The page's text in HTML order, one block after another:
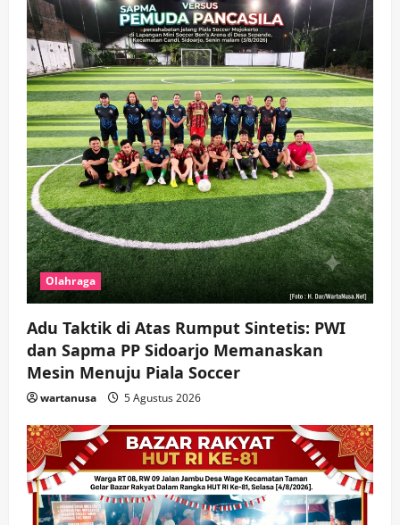
Olahraga
Adu Taktik di Atas Rumput Sintetis: PWI
dan Sapma PP Sidoarjo Memanaskan
Mesin Menuju Piala Soccer
wartanusa 5 Agustus 2026